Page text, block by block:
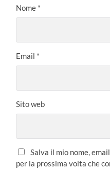
Nome *
Email *
Sito web
Salva il mio nome,
per la prossima volta che